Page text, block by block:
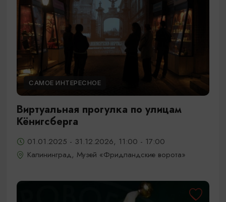
САМОЕ ИНТЕРЕСНОЕ
Виртуальная прогулка по улицам
Кёнигсберга
01.01.2025 - 31.12.2026, 11:00 - 17:00
Калининград, Музей «Фридландские ворота»